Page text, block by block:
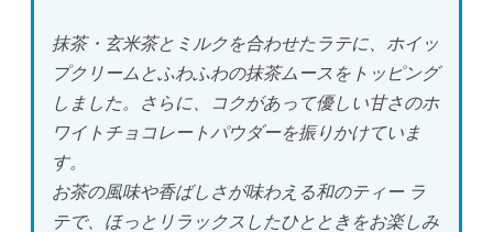
抹茶・玄米茶とミルクを合わせたラテに、ホイッ
プクリームとふわふわの抹茶ムースをトッピング
しました。さらに、コクがあって優しい甘さのホ
ワイトチョコレートパウダーを振りかけていま
す。
お茶の風味や香ばしさが味わえる和のティー ラ
テで、ほっとリラックスしたひとときをお楽しみ